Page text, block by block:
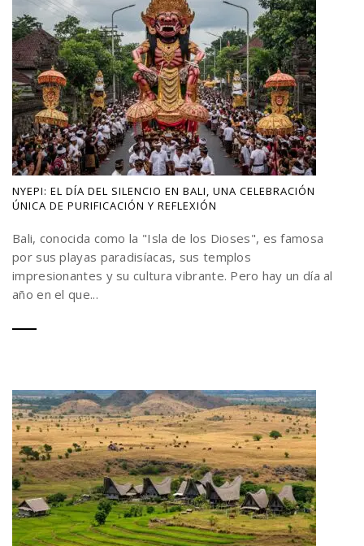
NYEPI: EL DÍA DEL SILENCIO EN BALI, UNA CELEBRACIÓN
ÚNICA DE PURIFICACIÓN Y REFLEXIÓN
Bali, conocida como la "Isla de los Dioses", es famosa
por sus playas paradisíacas, sus templos
impresionantes y su cultura vibrante. Pero hay un día al
año en el que...